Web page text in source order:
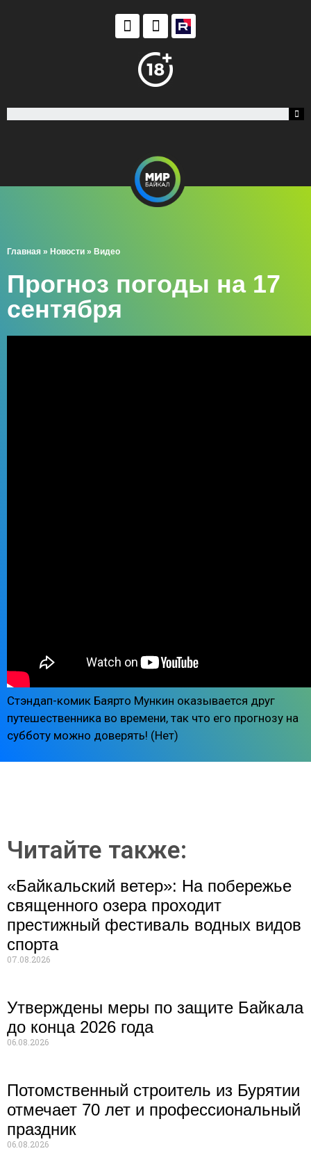
Главная » Новости » Видео
Прогноз погоды на 17
сентября
Стэндап-комик Баярто Мункин оказывается друг
путешественника во времени, так что его прогнозу на
субботу можно доверять! (Нет)
Читайте также:
«Байкальский ветер»: На побережье
священного озера проходит
престижный фестиваль водных видов
спорта
07.08.2026
Утверждены меры по защите Байкала
до конца 2026 года
06.08.2026
Потомственный строитель из Бурятии
отмечает 70 лет и профессиональный
праздник
06.08.2026